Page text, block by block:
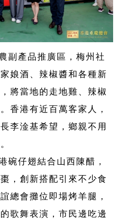
副產品推廣區，梅州社
娘酒、辣椒醬和各種新
將當地的走地雞、辣椒
香港有近百萬客家人，
李淦基希望，鄉親不用
碗仔翅結合山西陳醋，
，創新搭配引來不少食
總會攤位即場烤羊腿，
歌舞表演，市民邊吃邊